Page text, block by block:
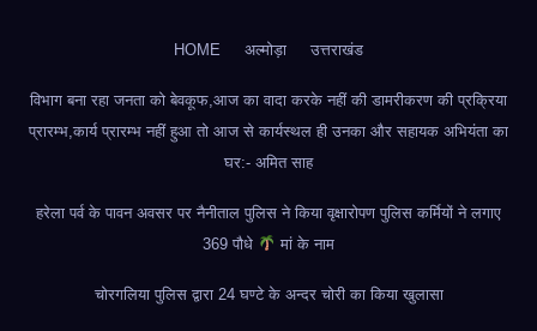
HOME अल्मोड़ा उत्तराखंड
विभाग बना रहा जनता को बेवकूफ,आज का वादा करके नहीं की डामरीकरण की प्रक्रिया
प्रारम्भ,कार्य प्रारम्भ नहीं हुआ तो आज से कार्यस्थल ही उनका और सहायक अभियंता का
घर:- अमित साह
हरेला पर्व के पावन अवसर पर नैनीताल पुलिस ने किया वृक्षारोपण पुलिस कर्मियों ने लगाए
369 पौधे
मां के नाम
चोरगलिया पुलिस द्वारा 24 घण्टे के अन्दर चोरी का किया खुलासा